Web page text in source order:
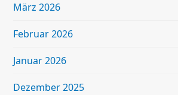
März 2026
Februar 2026
Januar 2026
Dezember 2025